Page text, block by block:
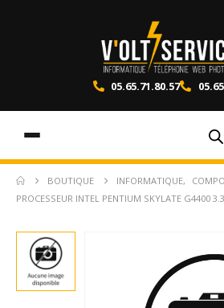
05.65.71.80.57
BOUTIQUE INFORMATIQUE,
PROCESSEUR INTEL PENTIUM SKYLATE G4400